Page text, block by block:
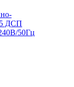
ДСП
50Гц